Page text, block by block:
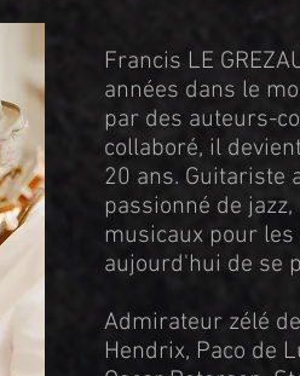
Francis LE
années dans le
par des auteurs-
collaboré, il
20 ans. Guitariste
passionné de
musicaux pour
aujourd'hui de se
Admirateur zélé
Hendrix, Paco de